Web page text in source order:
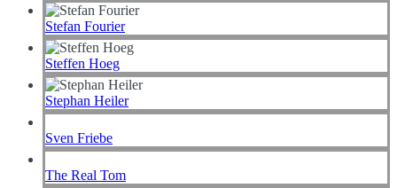
Stefan Fourier
Steffen Hoeg
Stephan Heiler
Sven Friebe
The Real Tom